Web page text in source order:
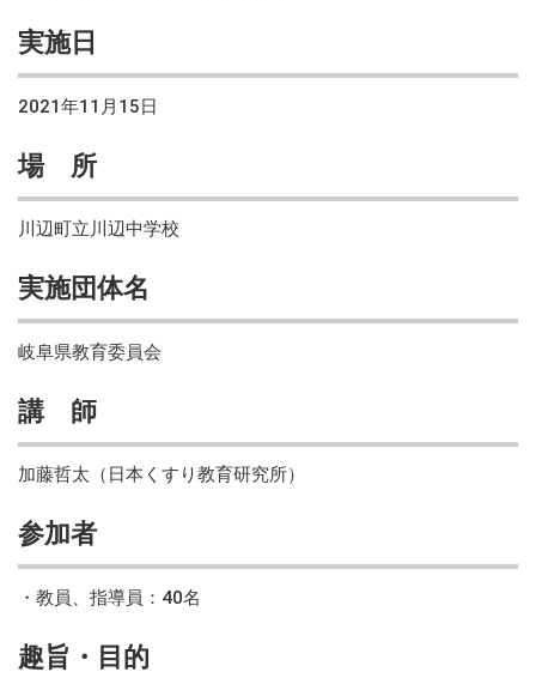
実施日
2021年11月15日
場 所
川辺町立川辺中学校
実施団体名
岐阜県教育委員会
講 師
加藤哲太（日本くすり教育研究所）
参加者
・教員、指導員：40名
趣旨・目的